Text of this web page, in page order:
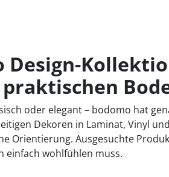
Design-
oder elegant – bodomo hat
Dekoren in Laminat, Vinyl
Orientierung. Ausgesuchte
einfach wohlfühlen muss.